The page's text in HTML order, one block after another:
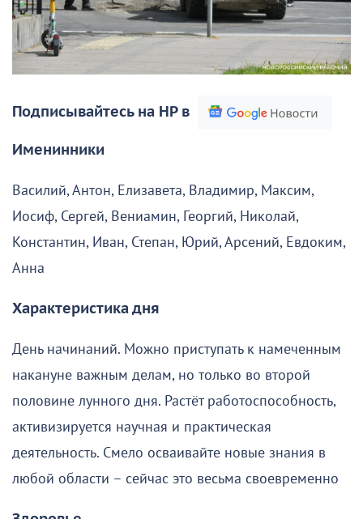
Подписывайтесь на НР в
Именинники
Василий, Антон, Елизавета, Владимир, Максим,
Иосиф, Сергей, Вениамин, Георгий, Николай,
Константин, Иван, Степан, Юрий, Арсений, Евдоким,
Анна
Характеристика дня
День начинаний. Можно приступать к намеченным
накануне важным делам, но только во второй
половине лунного дня. Растёт работоспособность,
активизируется научная и практическая
деятельность. Смело осваивайте новые знания в
любой области – сейчас это весьма своевременно